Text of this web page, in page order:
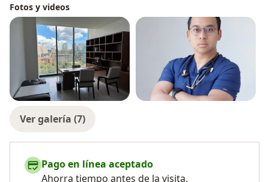
Fotos y videos
Ver galería (7)
Pago en línea aceptado
Ahorra tiempo antes de la visita.